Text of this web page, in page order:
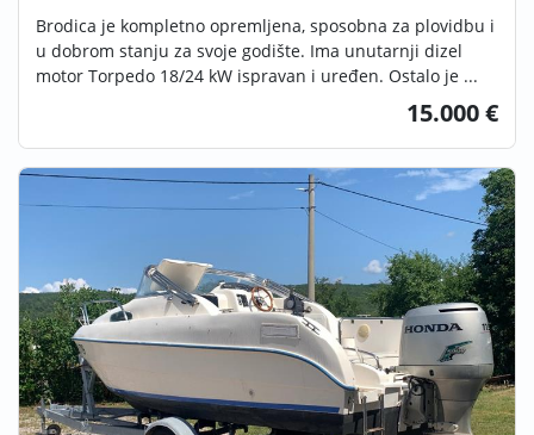
Brodica je kompletno opremljena, sposobna za plovidbu i
u dobrom stanju za svoje godište. Ima unutarnji dizel
motor Torpedo 18/24 kW ispravan i uređen. Ostalo je ...
15.000 €